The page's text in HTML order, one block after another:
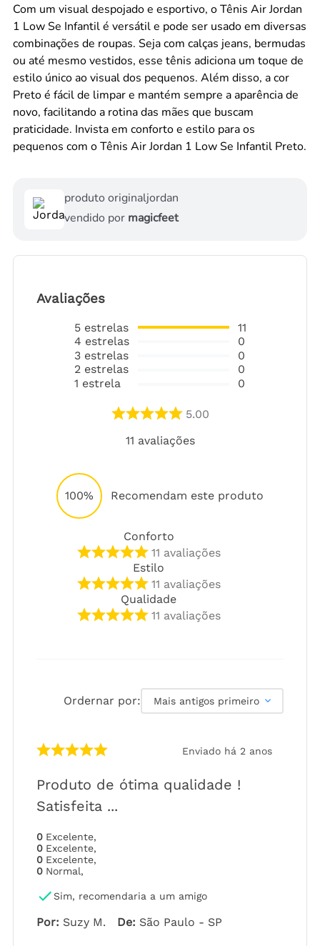
Com um visual despojado e esportivo, o Tênis Air Jordan
1 Low Se Infantil é versátil e pode ser usado em diversas
combinações de roupas. Seja com calças jeans, bermudas
ou até mesmo vestidos, esse tênis adiciona um toque de
estilo único ao visual dos pequenos. Além disso, a cor
Preto é fácil de limpar e mantém sempre a aparência de
novo, facilitando a rotina das mães que buscam
praticidade. Invista em conforto e estilo para os
pequenos com o Tênis Air Jordan 1 Low Se Infantil Preto.
produto originaljordan
vendido por magicfeet
Avaliações
5 estrelas
4 estrelas
3 estrelas
2 estrelas
1 estrela
11
0
0
0
0
5.00
11 avaliações
100% Recomendam este produto
Conforto
11 avaliações
Estilo
11 avaliações
Qualidade
11 avaliações
Ordernar por: Mais antigos primeiro
Enviado há 2 anos
Produto de ótima qualidade !
Satisfeita ...
0 Excelente,
0 Excelente,
0 Excelente,
0 Normal,
Sim, recomendaria a um amigo
Por: Suzy M. De: São Paulo - SP